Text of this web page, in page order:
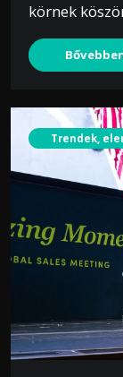
körnek
Trendek,